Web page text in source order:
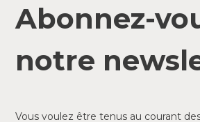
Abonnez-
notre
Vous voulez être tenus au courant